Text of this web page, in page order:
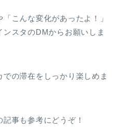
こんな変化があったよ！」
スタのDMからお願いしま
の滞在をしっかり楽しめま
事も参考にどうぞ！